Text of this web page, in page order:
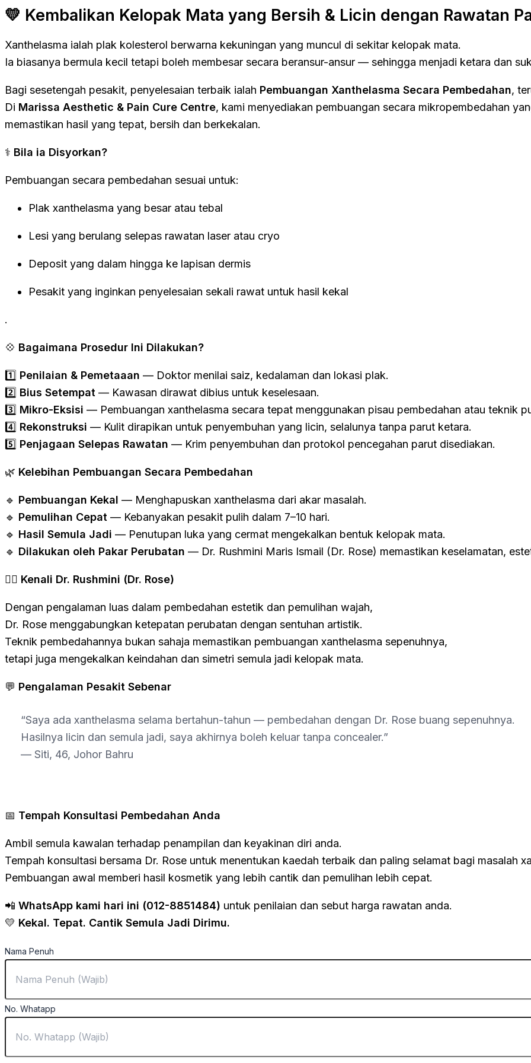
💛 Kembalikan Kelopak Mata yang Bersih & Licin dengan Rawatan
Xanthelasma ialah plak kolesterol berwarna kekuningan yang muncul di sekitar kelopak mata.
Ia biasanya bermula kecil tetapi boleh membesar secara beransur-ansur — sehingga menjadi ketara dan
Bagi sesetengah pesakit, penyelesaian terbaik ialah Pembuangan Xanthelasma Secara Pembedahan,
Di Marissa Aesthetic & Pain Cure Centre, kami menyediakan pembuangan secara mikropembedahan
memastikan hasil yang tepat, bersih dan berkekalan.
⚕️ Bila ia Disyorkan?
Pembuangan secara pembedahan sesuai untuk:
Plak xanthelasma yang besar atau tebal
Lesi yang berulang selepas rawatan laser atau cryo
Deposit yang dalam hingga ke lapisan dermis
Pesakit yang inginkan penyelesaian sekali rawat untuk hasil kekal
.
💠 Bagaimana Prosedur Ini Dilakukan?
1️⃣ Penilaian & Pemetaaan — Doktor menilai saiz, kedalaman dan lokasi plak.
2️⃣ Bius Setempat — Kawasan dirawat dibius untuk keselesaan.
3️⃣ Mikro-Eksisi — Pembuangan xanthelasma secara tepat menggunakan pisau pembedahan atau teknik
4️⃣ Rekonstruksi — Kulit dirapikan untuk penyembuhan yang licin, selalunya tanpa parut ketara.
5️⃣ Penjagaan Selepas Rawatan — Krim penyembuhan dan protokol pencegahan parut disediakan.
🌿 Kelebihan Pembuangan Secara Pembedahan
🔹 Pembuangan Kekal — Menghapuskan xanthelasma dari akar masalah.
🔹 Pemulihan Cepat — Kebanyakan pesakit pulih dalam 7–10 hari.
🔹 Hasil Semula Jadi — Penutupan luka yang cermat mengekalkan bentuk kelopak mata.
🔹 Dilakukan oleh Pakar Perubatan — Dr. Rushmini Maris Ismail (Dr. Rose) memastikan keselamatan,
👩‍⚕️ Kenali Dr. Rushmini (Dr. Rose)
Dengan pengalaman luas dalam pembedahan estetik dan pemulihan wajah,
Dr. Rose menggabungkan ketepatan perubatan dengan sentuhan artistik.
Teknik pembedahannya bukan sahaja memastikan pembuangan xanthelasma sepenuhnya,
tetapi juga mengekalkan keindahan dan simetri semula jadi kelopak mata.
💬 Pengalaman Pesakit Sebenar
“Saya ada xanthelasma selama bertahun-tahun — pembedahan dengan Dr. Rose buang sepenuhnya.
Hasilnya licin dan semula jadi, saya akhirnya boleh keluar tanpa concealer.”
— Siti, 46, Johor Bahru
📅 Tempah Konsultasi Pembedahan Anda
Ambil semula kawalan terhadap penampilan dan keyakinan diri anda.
Tempah konsultasi bersama Dr. Rose untuk menentukan kaedah terbaik dan paling selamat bagi masalah
Pembuangan awal memberi hasil kosmetik yang lebih cantik dan pemulihan lebih cepat.
📲 WhatsApp kami hari ini (012-8851484) untuk penilaian dan sebut harga rawatan anda.
💛 Kekal. Tepat. Cantik Semula Jadi Dirimu.
Nama Penuh
No. Whatapp